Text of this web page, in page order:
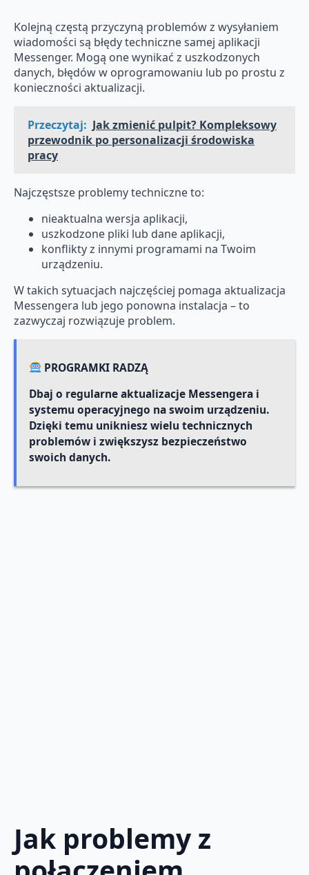
Kolejną częstą przyczyną problemów z wysyłaniem
wiadomości są błędy techniczne samej aplikacji
Messenger. Mogą one wynikać z uszkodzonych
danych, błędów w oprogramowaniu lub po prostu z
konieczności aktualizacji.
Przeczytaj: Jak zmienić pulpit? Kompleksowy
przewodnik po personalizacji środowiska
pracy
Najczęstsze problemy techniczne to:
nieaktualna wersja aplikacji,
uszkodzone pliki lub dane aplikacji,
konflikty z innymi programami na Twoim
urządzeniu.
W takich sytuacjach najczęściej pomaga aktualizacja
Messengera lub jego ponowna instalacja – to
zazwyczaj rozwiązuje problem.
PROGRAMKI RADZĄ
Dbaj o regularne aktualizacje Messengera i
systemu operacyjnego na swoim urządzeniu.
Dzięki temu unikniesz wielu technicznych
problemów i zwiększysz bezpieczeństwo
swoich danych.
Jak problemy z